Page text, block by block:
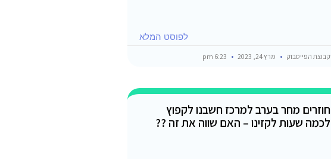
לפוסט המלא
קבוצת הפייסבוק מרץ 24, 2023
חוזרים מחר בערב למרכז חשבנו לקפוץ
לכמה שעות לקזינו – האם שווה את זה ??